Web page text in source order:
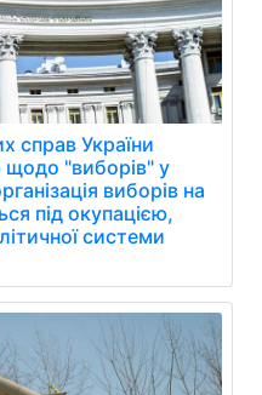
справ України
"виборів" у
виборів на
під окупацією,
системи